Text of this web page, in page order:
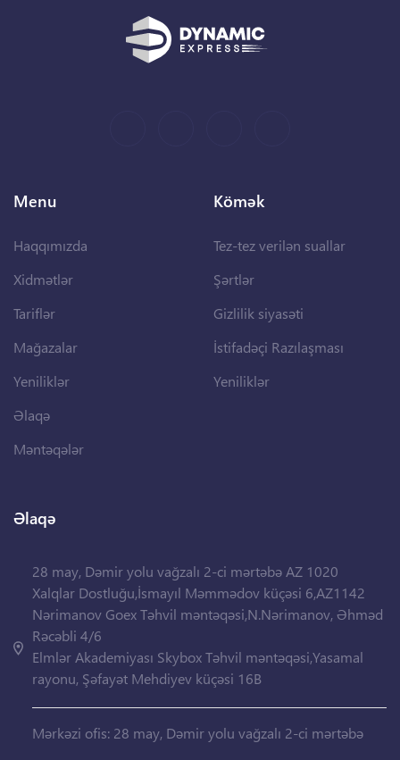
Menu
Haqqımızda
Xidmətlər
Tariflər
Mağazalar
Yeniliklər
Əlaqə
Məntəqələr
Kömək
Tez-tez verilən suallar
Şərtlər
Gizlilik siyasəti
İstifadəçi Razılaşması
Yeniliklər
Əlaqə
28 may, Dəmir yolu vağzalı 2-ci mərtəbə AZ 1020
Xalqlar Dostluğu,İsmayıl Məmmədov küçəsi 6,AZ1142
Nərimanov Goex Təhvil məntəqəsi,N.Nərimanov, Əhməd
Rəcəbli 4/6
Elmlər Akademiyası Skybox Təhvil məntəqəsi,Yasamal
rayonu, Şəfayət Mehdiyev küçəsi 16B
Mərkəzi ofis: 28 may, Dəmir yolu vağzalı 2-ci mərtəbə